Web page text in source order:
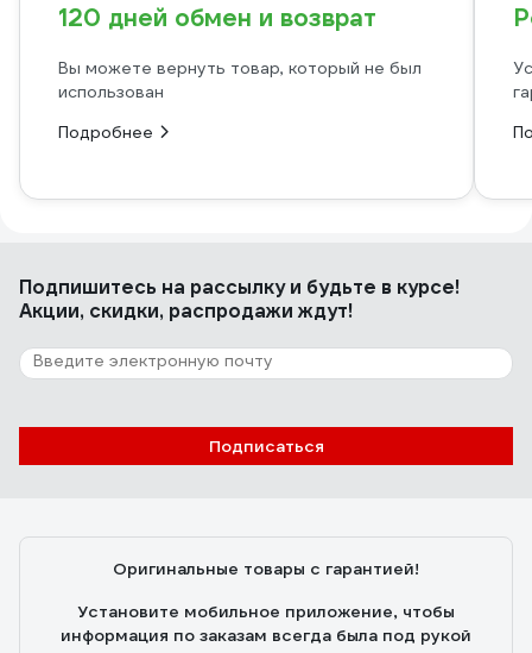
120 дней обмен и возврат
Вы можете вернуть товар, который не был
использован
Подробнее
Подпишитесь на рассылкуи будьте в курсе!
Акции, скидки, распродажи ждут!
Подписаться
Оригинальные товары с гарантией!
Установите мобильное приложение, чтобы
информация по заказам всегда была под рукой